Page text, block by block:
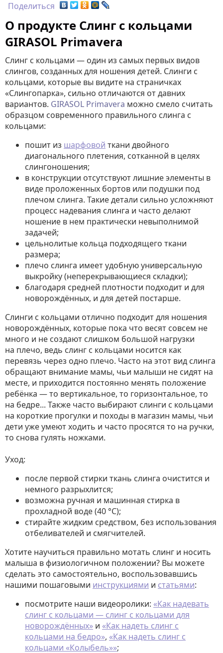
Поделиться
О продукте Слинг с кольцами
GIRASOL Primavera
Слинг с кольцами — один из самых первых видов
слингов, созданных для ношения детей. Слинги с
кольцами, которые вы видите на страничках
«Слингопарка», сильно отличаются от давних
вариантов. GIRASOL Primavera можно смело считать
образцом современного правильного слинга с
кольцами:
пошит из шарфовой ткани двойного
диагонального плетения, сотканной в целях
слингоношения;
в конструкции отсутствуют лишние элементы в
виде проложенных бортов или подушки под
плечом слинга. Такие детали сильно усложняют
процесс надевания слинга и часто делают
ношение в нем практически невыполнимой
задачей;
цельнолитые кольца подходящего ткани
размера;
плечо слинга имеет удобную универсальную
выкройку (неперекрывающиеся складки);
благодаря средней плотности подходит и для
новорождённых, и для детей постарше.
Слинги с кольцами отлично подходит для ношения
новорождённых, которые пока что весят совсем не
много и не создают слишком большой нагрузки
на плечо, ведь слинг с кольцами носится как
перевязь через одно плечо. Часто на этот вид слинга
обращают внимание мамы, чьи малыши не сидят на
месте, и приходится постоянно менять положение
ребёнка — то вертикальное, то горизонтальное, то
на бедре... Также часто выбирают слинги с кольцами
на короткие прогулки и походы в магазин мамы, чьи
дети уже умеют ходить и часто просятся то на ручки,
то снова гулять ножками.
Уход:
после первой стирки ткань слинга очистится и
немного разрыхлится;
возможна ручная и машинная стирка в
прохладной воде (40 °C);
стирайте жидким средством, без использования
отбеливателей и смягчителей.
Хотите научиться правильно мотать слинг и носить
малыша в физиологичном положении? Вы можете
сделать это самостоятельно, воспользовавшись
нашими пошаговыми инструкциями и статьями:
посмотрите наши видеоролики: «Как надевать
слинг с кольцами — слинг с кольцами для
новорождённых» и «Как надеть слинг с
кольцами на бедро», «Как надеть слинг с
кольцами «Колыбель»»;